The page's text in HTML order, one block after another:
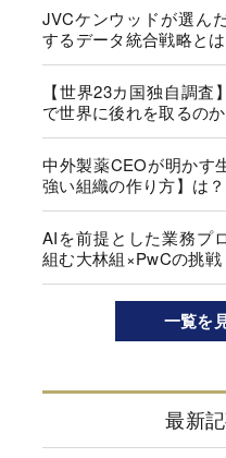
JVCケンウッドが選ん
するデータ統合戦略とは
【世界23カ国独自調
で世界に後れを取るのか
中外製薬CEOが明かす
強い組織の作り方】は？
AIを前提とした業務プ
組む大林組×PwCの挑戦
一覧を
最新